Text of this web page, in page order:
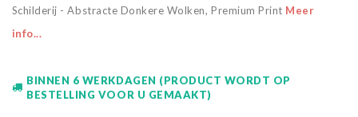
Schilderij - Abstracte Donkere Wolken, Premium Print Meer
info...
BINNEN 6 WERKDAGEN (PRODUCT WORDT OP
BESTELLING VOOR U GEMAAKT)